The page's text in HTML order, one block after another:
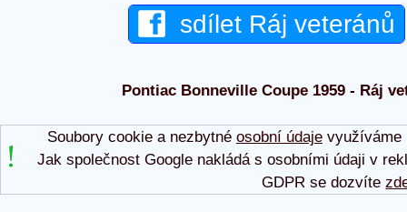
sdílet Ráj veteránů
Pontiac Bonneville Coupe 1959 - Ráj
Soubory cookie a nezbytné osobní údajevyužíváme
Jak společnost Google nakládá s osobními údaji v
GDPR se dozvíte